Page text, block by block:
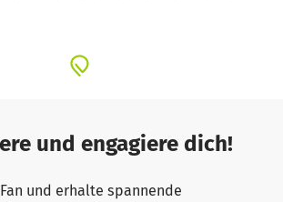
und pädagogische Ausbildung,
unsere Lehrerinnen und Lehrer ist.
und engagiere dich!
und erhalte spannende